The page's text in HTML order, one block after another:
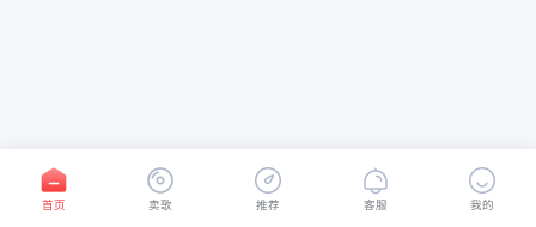
首页 卖歌 推荐 客服 我的